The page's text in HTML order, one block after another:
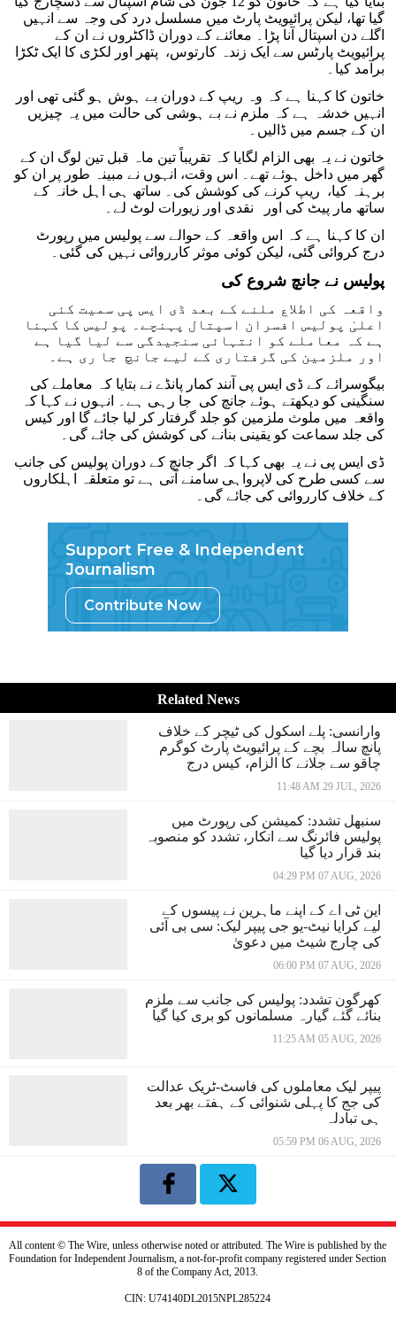
گیا تھا، لیکن پرائیویٹ پارٹ میں مسلسل درد کی وجہ سے انہیں
اگلے دن اسپتال آنا پڑا۔ معائنے کے دوران ڈاکٹروں نے ان کے
پرائیویٹ پارٹس سے ایک زندہ کارتوس، پتھر اور لکڑی کا ایک ٹکڑا
برآمد کیا۔
خاتون کا کہنا ہے کہ وہ ریپ کے دوران بے ہوش ہو گئی تھی اور
انہیں خدشہ ہے کہ ملزم نے بے ہوشی کی حالت میں یہ چیزیں
ان کے جسم میں ڈالیں۔
خاتون نے یہ بھی الزام لگایا کہ تقریباً تین ماہ قبل تین لوگ ان کے
گھر میں داخل ہوئے تھے۔ اس وقت، انہوں نے مبینہ طور پر ان کو
برہنہ کیا، ریپ کرنے کی کوشش کی۔ ساتھ ہی اہل خانہ کے
ساتھ مار پیٹ کی اور نقدی اور زیورات لوٹ لے۔
ان کا کہنا ہے کہ اس واقعہ کے حوالے سے پولیس میں رپورٹ
درج کروائی گئی، لیکن کوئی موثر کارروائی نہیں کی گئی۔
پولیس نے جانچ شروع کی
واقعہ کی اطلاع ملنے کے بعد ڈی ایس پی سمیت کئی
اعلیٰ پولیس افسران اسپتال پہنچے۔ پولیس کا کہنا
ہے کہ معاملے کو انتہائی سنجیدگی سے لیا گیا ہے
اور ملزمین کی گرفتاری کے لیے جانچ جا ری ہے۔
بیگوسرائے کے ڈی ایس پی آنند کمار پانڈے نے بتایا کہ معاملے کی
سنگینی کو دیکھتے ہوئے جانچ کی جا رہی ہے۔ انہوں نے کہا کہ
واقعہ میں ملوث ملزمین کو جلد گرفتار کر لیا جائے گا اور کیس
کی جلد سماعت کو یقینی بنانے کی کوشش کی جائے گی۔
ڈی ایس پی نے یہ بھی کہا کہ اگر جانچ کے دوران پولیس کی جانب
سے کسی طرح کی لاپرواہی سامنے آتی ہے تو متعلقہ اہلکاروں
کے خلاف کارروائی کی جائے گی۔
Support Free & Independent
Journalism
Contribute Now
Related News
وارانسی: پلے اسکول کی ٹیچر کے خلاف
پانچ سالہ بچے کے پرائیویٹ پارٹ کوگرم
چاقو سے جلانے کا الزام، کیس درج
11:48 AM 29 JUL, 2026
سنبھل تشدد: کمیشن کی رپورٹ میں
پولیس فائرنگ سے انکار، تشدد کو منصوبہ
بند قرار دیا گیا
04:29 PM 07 AUG, 2026
این ٹی اے کے اپنے ماہرین نے پیسوں کے
لیے کرایا نیٹ-یو جی پیپر لیک: سی بی آئی
کی چارج شیٹ میں دعویٰ
06:00 PM 07 AUG, 2026
کھرگون تشدد: پولیس کی جانب سے ملزم
بنائے گئے گیارہ مسلمانوں کو بری کیا گیا
11:25 AM 05 AUG, 2026
پیپر لیک معاملوں کی فاسٹ-ٹریک عدالت
کی جج کا پہلی شنوائی کے ہفتے بھر بعد
ہی تبادلہ
05:59 PM 06 AUG, 2026
All content © The Wire, unless otherwise noted or attributed. The Wire is published by the
Foundation for Independent Journalism, a not-for-profit company registered under Section
8 of the Company Act, 2013.
CIN: U74140DL2015NPL285224